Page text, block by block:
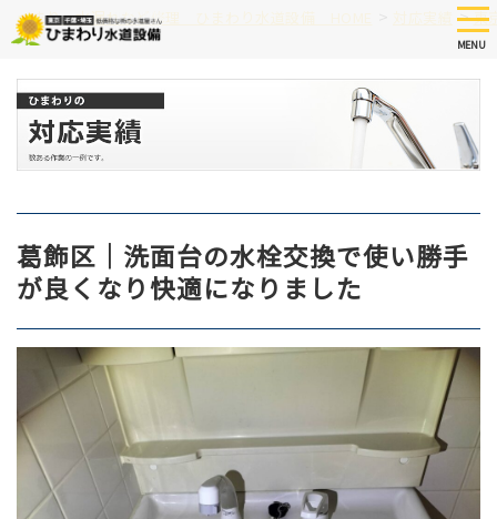
Skip
to
content
MENU
つまり、水漏れなど修理 ひまわり水道設備 HOME >東
葛飾区｜洗面台の水栓交換で使い勝手
が良くなり快適になりました